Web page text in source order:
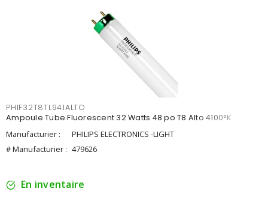
PHIF32T8TL941ALTO
Ampoule Tube Fluorescent 32 Watts 48 po T8 Alto 4100°K
Manufacturier :
PHILIPS ELECTRONICS -LIGHT
# Manufacturier : 479626
En inventaire